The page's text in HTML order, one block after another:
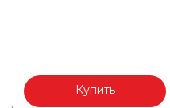
Купить